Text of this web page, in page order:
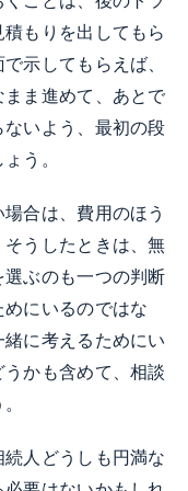
もりを出してもら
示してもらえば、
ま進めて、あとで
ないよう、最初の段
う。
合は、費用のほう
うしたときは、無
ぶのも一つの判断
にいるのではな
に考えるためにい
かも含めて、相談
人どうしも円満な